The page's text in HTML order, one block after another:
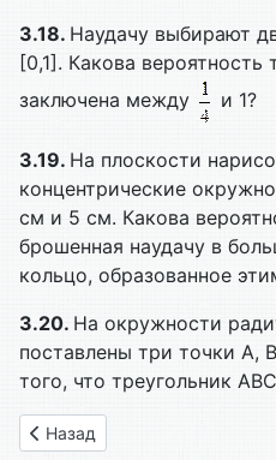
3.18. Наудачу выбирают
[0,1]. Какова вероятность
заключена между
и 1?
3.19. На плоскости
концентрические
см и 5 см. Какова
брошенная наудачу в
кольцо, образованное
3.20. На окружности
поставлены три точки A,
того, что треугольник
Предыдущий: 3.2. Решение
Назад